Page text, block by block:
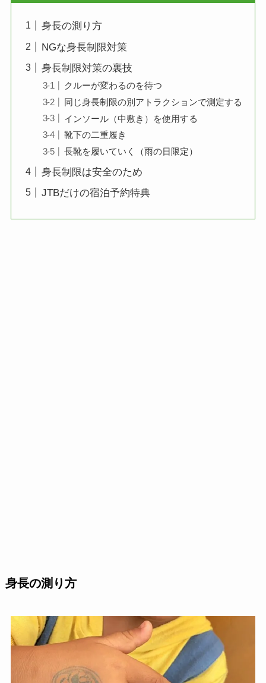
身長の測り方
NGな身長制限対策
身長制限対策の裏技
クルーが変わるのを待つ
同じ身長制限の別アトラクションで測定する
インソール（中敷き）を使用する
靴下の二重履き
長靴を履いていく（雨の日限定）
身長制限は安全のため
JTBだけの宿泊予約特典
身長の測り方